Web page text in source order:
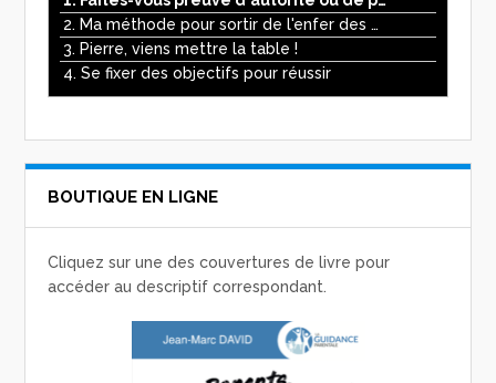
2. Ma méthode pour sortir de l'enfer des écrans
3. Pierre, viens mettre la table !
4. Se fixer des objectifs pour réussir
BOUTIQUE EN LIGNE
Cliquez sur une des couvertures de livre pour
accéder au descriptif correspondant.